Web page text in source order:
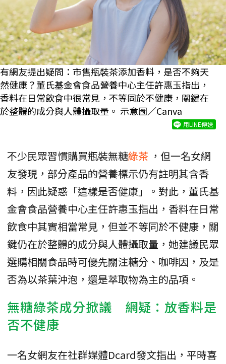
有網友提出疑問：市售瓶裝茶添加香料，是否不夠天
然健康？董氏基金會食品營養中心主任許惠玉指出，
香料在日常飲食中很常見，不等同於不健康，關鍵在
於整體的成分與人體攝取量。 示意圖／Canva
用LINE傳送
不少民眾習慣購買瓶裝無糖綠茶 ，但一名女網
友發現，部分產品的營養標示仍有註明其含香
料，因此疑惑「這樣是否健康」。對此，董氏基
金會食品營養中心主任許惠玉指出，香料在日常
飲食中其實相當常見，但並不等同於不健康，關
鍵仍在於整體的成分與人體攝取量，她建議民眾
選購相關食品時可優先關注糖分、咖啡因，及是
否為以茶葉沖泡，還是萃取物為主的品項。
無糖綠茶成分掀議 網疑：放香料是
否不健康
一名女網友在社群媒體Dcard發文指出，平時喜